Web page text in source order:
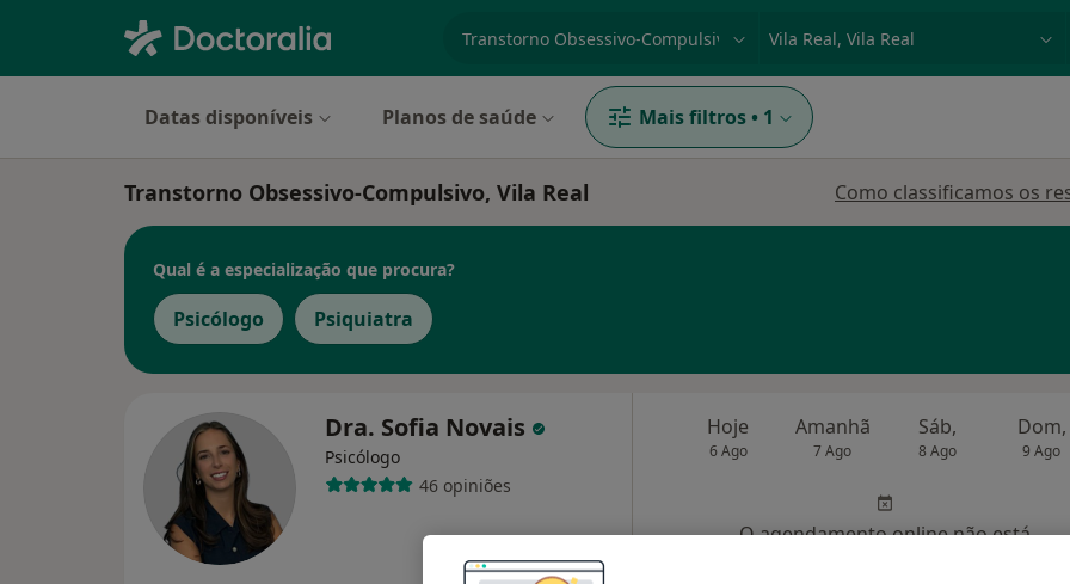
Datas disponíveis Planos de saúde Mais filtros • 1
Transtorno Obsessivo-Compulsivo, Vila Real Como classificamos os
Qual é a especialização que procura?
Psicólogo Psiquiatra
Dra. Sofia Novais
Psicólogo
46 opiniões
Hoje
6 Ago
Amanhã
7 Ago
Sáb,
8 Ago
Dom,
9 Ago
O agendamento online não está